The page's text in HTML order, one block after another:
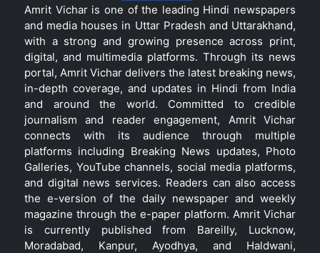
Amrit Vichar is one of the leading Hindi newspapers
and media houses in Uttar Pradesh and Uttarakhand,
with a strong and growing presence across print,
digital, and multimedia platforms. Through its news
portal, Amrit Vichar delivers the latest breaking news,
in-depth coverage, and updates in Hindi from India
and around the world. Committed to credible
journalism and reader engagement, Amrit Vichar
connects with its audience through multiple
platforms including Breaking News updates, Photo
Galleries, YouTube channels, social media platforms,
and digital news services. Readers can also access
the e-version of the daily newspaper and weekly
magazine through the e-paper platform. Amrit Vichar
is currently published from Bareilly, Lucknow,
Moradabad, Kanpur, Ayodhya, and Haldwani,